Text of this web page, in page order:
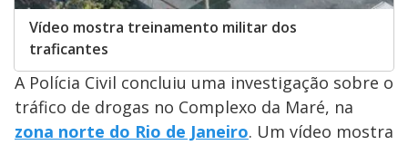
Vídeo mostra treinamento militar dos
traficantes
A Polícia Civil concluiu uma investigação sobre o
tráfico de drogas no Complexo da Maré, na
zona norte do Rio de Janeiro. Um vídeo mostra